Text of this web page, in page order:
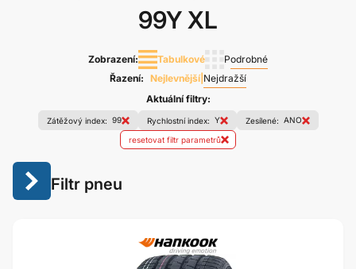
99Y XL
Zobrazení: Tabulkové
Podrobné
Řazení: Nejlevnější Nejdražší
Aktuální filtry:
Zátěžový index: 99 Rychlostní index: Y Zesílené: ANO
resetovat filtr parametrů
Filtr pneu